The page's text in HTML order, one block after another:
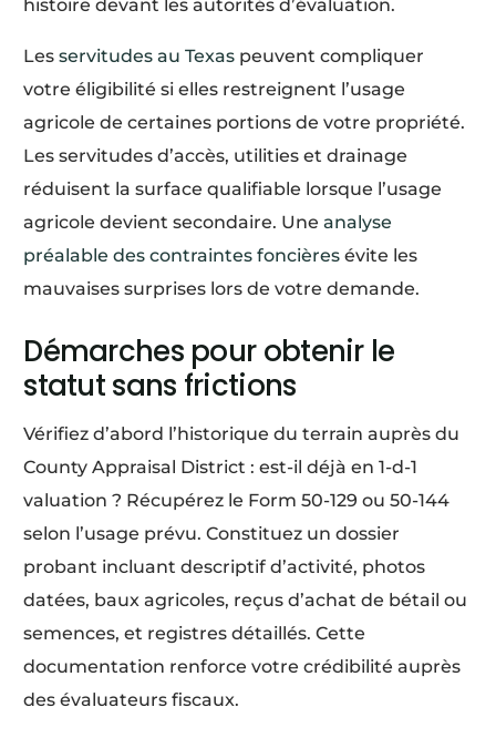
histoire devant les autorités d’évaluation.
Lesservitudes au Texas peuvent compliquer
votre éligibilité si elles restreignent l’usage
agricole de certaines portions de votre propriété.
Les servitudes d’accès, utilities et drainage
réduisent la surface qualifiable lorsque l’usage
agricole devient secondaire. Uneanalyse
préalable des contraintes foncières évite les
mauvaises surprises lors de votre demande.
Démarches pour obtenir le
statut sans frictions
Vérifiez d’abord l’historique du terrain auprès du
County Appraisal District : est-il déjà en 1-d-1
valuation ? Récupérez le Form 50-129 ou 50-144
selon l’usage prévu. Constituez un dossier
probant incluant descriptif d’activité, photos
datées, baux agricoles, reçus d’achat de bétail ou
semences, et registres détaillés. Cette
documentation renforce votre crédibilité auprès
des évaluateurs fiscaux.